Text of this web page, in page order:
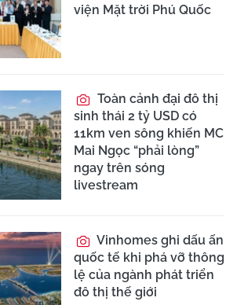
viện Mặt trời Phú Quốc
Toàn cảnh đại đô thị
sinh thái 2 tỷ USD có
11km ven sông khiến MC
Mai Ngọc “phải lòng”
ngay trên sóng
livestream
Vinhomes ghi dấu ấn
quốc tế khi phá vỡ thông
lệ của ngành phát triển
đô thị thế giới